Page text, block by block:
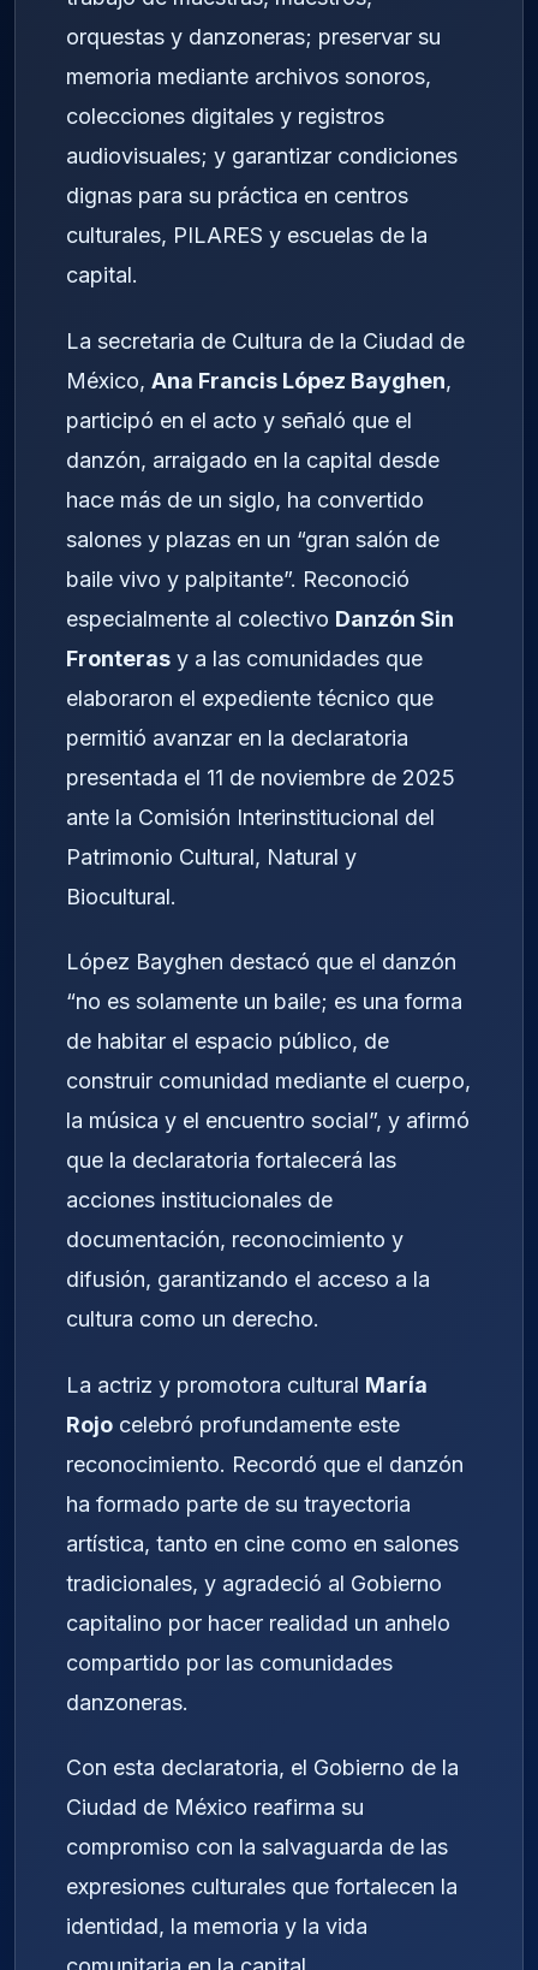
orquestas y danzoneras; preservar su
memoria mediante archivos sonoros,
colecciones digitales y registros
audiovisuales; y garantizar condiciones
dignas para su práctica en centros
culturales, PILARES y escuelas de la
capital.
La secretaria de Cultura de la Ciudad de
México, Ana Francis López Bayghen,
participó en el acto y señaló que el
danzón, arraigado en la capital desde
hace más de un siglo, ha convertido
salones y plazas en un “gran salón de
baile vivo y palpitante”. Reconoció
especialmente al colectivo Danzón Sin
Fronteras y a las comunidades que
elaboraron el expediente técnico que
permitió avanzar en la declaratoria
presentada el 11 de noviembre de 2025
ante la Comisión Interinstitucional del
Patrimonio Cultural, Natural y
Biocultural.
López Bayghen destacó que el danzón
“no es solamente un baile; es una forma
de habitar el espacio público, de
construir comunidad mediante el cuerpo,
la música y el encuentro social”, y afirmó
que la declaratoria fortalecerá las
acciones institucionales de
documentación, reconocimiento y
difusión, garantizando el acceso a la
cultura como un derecho.
La actriz y promotora cultural María
Rojo celebró profundamente este
reconocimiento. Recordó que el danzón
ha formado parte de su trayectoria
artística, tanto en cine como en salones
tradicionales, y agradeció al Gobierno
capitalino por hacer realidad un anhelo
compartido por las comunidades
danzoneras.
Con esta declaratoria, el Gobierno de la
Ciudad de México reafirma su
compromiso con la salvaguarda de las
expresiones culturales que fortalecen la
identidad, la memoria y la vida